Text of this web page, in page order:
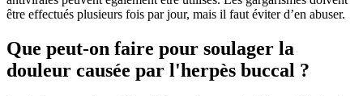
être effectués plusieurs fois par jour, mais il faut éviter d’en abuser.
Que peut-on faire pour soulager la
douleur causée par l'herpès buccal ?